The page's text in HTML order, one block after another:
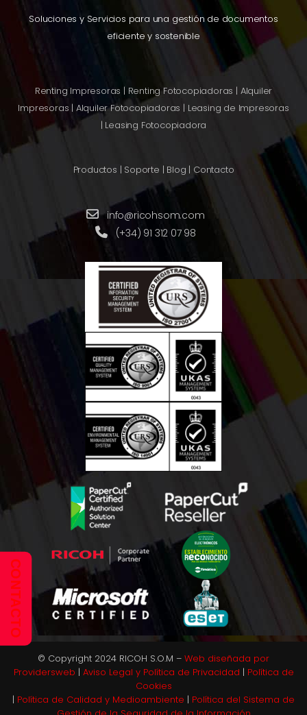
CONTACTO
Soluciones y Servicios para una gestión de documentos
eficiente y sostenible
Renting Impresoras | Renting Fotocopiadoras | Alquiler
Impresoras | Alquiler Fotocopiadoras | Leasing de Impresoras
| Leasing Fotocopiadora
Productos | Soporte | Blog | Contacto
info@ricohsom.com
(+34) 91 312 07 98
© Copyright 2024 RICOH S.O.M – Web diseñada por
Providersweb | Aviso Legal y Política de Privacidad | Política de
Cookies
| Política de Calidad y Medioambiente | Política del Sistema de